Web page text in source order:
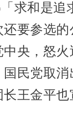
求和是追
要参选
央，怒
民党取
王金平